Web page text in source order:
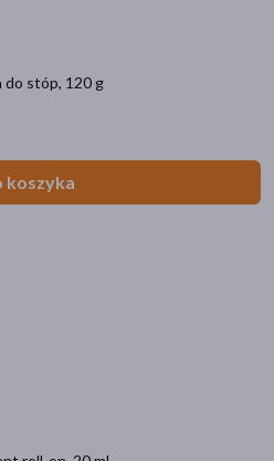
do stóp, 120 g
koszyka